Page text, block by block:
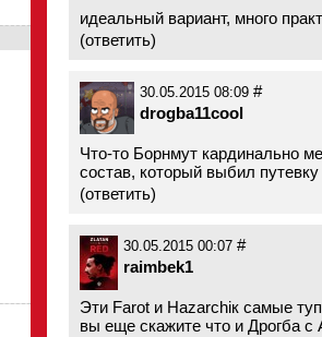
идеальный вариант, много
(ответить)
30.05.2015 08:09 #
drogba11cool
Что-то Борнмут кардинально
состав, который выбил
(ответить)
30.05.2015 00:07 #
raimbek1
Эти Farot и Hazarchiк самые
вы еще скажите что и Дрогба